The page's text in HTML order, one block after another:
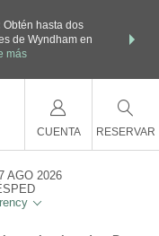
Obtén hasta dos
de Wyndham en
más
de viaje
CUENTA RESERVAR
AGO 2026